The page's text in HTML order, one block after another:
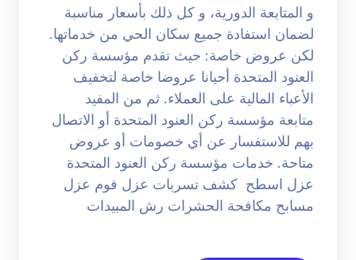
و المتابعة الدورية، و كل ذلك بأسعار مناسبة
لضمان استفادة جميع سكان الحي من خدماتها.
لكن عروض خاصة: حيث تقدم مؤسسة ركن
العنود المتحدة أحيانا عروضا خاصة لتخفيف
الأعباء المالية على العملاء. ثم من المفيد
متابعة مؤسسة ركن العنود المتحدة أو الاتصال
بهم للاستفسار عن أي خصومات أو عروض
متاحة. خدمات مؤسسة ركن العنود المتحدة
عزل اسطح كشف تسربات عزل فوم عزل
مسابح مكافحة الحشرات رش المبيدات